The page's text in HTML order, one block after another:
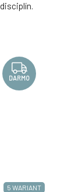
5 WARIANT
DARMO